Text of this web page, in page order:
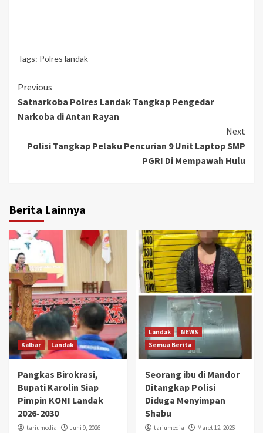
Tags: Polres landak
Continue
Reading
Previous
Satnarkoba Polres Landak Tangkap Pengedar
Narkoba di Antan Rayan
Next
Polisi Tangkap Pelaku Pencurian 9 Unit Laptop SMP
PGRI Di Mempawah Hulu
Berita Lainnya
Kalbar Landak
Pangkas Birokrasi,
Bupati Karolin Siap
Pimpin KONI Landak
2026-2030
tariumedia
Juni 9, 2026
Landak
NEWS
Semua Berita
Seorang ibu di Mandor
Ditangkap Polisi
Diduga Menyimpan
Shabu
tariumedia
Maret 12, 2026